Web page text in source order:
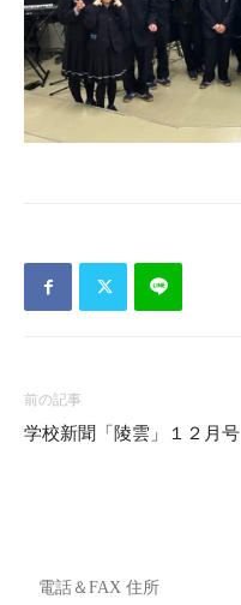
前の記事
学校新聞「陵雲」１２月号
電話＆FAX 住所